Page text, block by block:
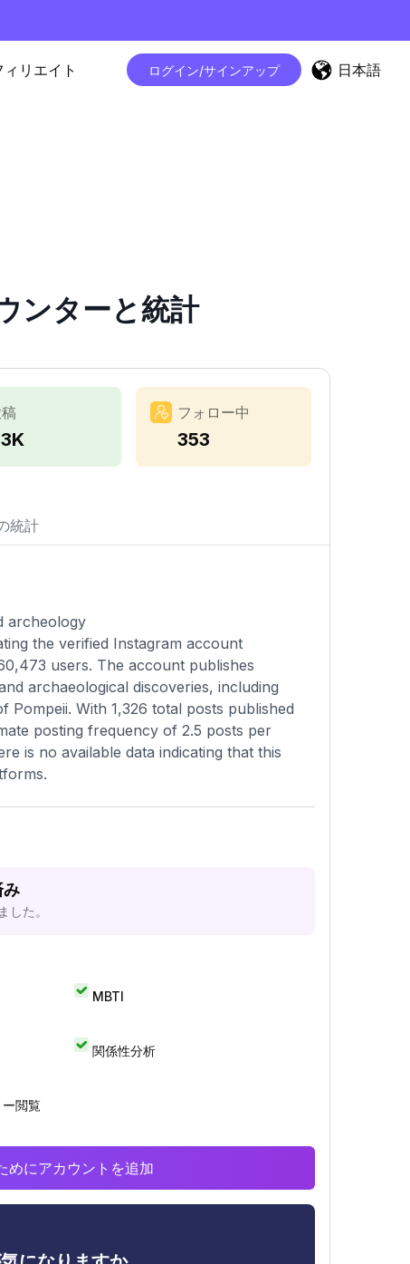
ィリエイト ログイン/サインアップ 日本語
ンターと統計
フォロー中
353
統計
archeology
the verified Instagram account
users. The account publishes
archaeological discoveries, including
With 1,326 total posts published
posting frequency of 2.5 posts per
is no available data indicating that this
た。
MBTI
関係性分析
閲覧
めにアカウントを追加